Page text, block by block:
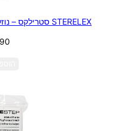
STERELEX סטרילקס – נוזל לחיטוי מכשור וציוד קוסמטי